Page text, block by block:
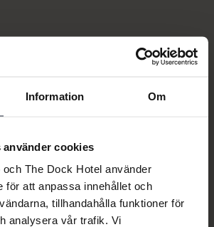
Information Om
använder cookies
The Dock Hotel använder
för att anpassa innehållet och
tillhandahålla funktioner för
analysera vår trafik. Vi